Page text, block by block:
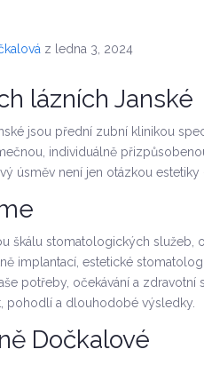
z ledna 3, 2024
lázních Janské
jsou přední zubní klinikou
individuálně
úsměv není jen otázkou
škálu stomatologických
implantací, estetické
potřeby, očekávání a
pohodlí a dlouhodobé výsledky.
Dočkalové